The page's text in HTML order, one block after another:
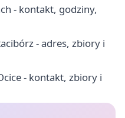
- kontakt, godziny,
- adres, zbiory i
- kontakt, zbiory i